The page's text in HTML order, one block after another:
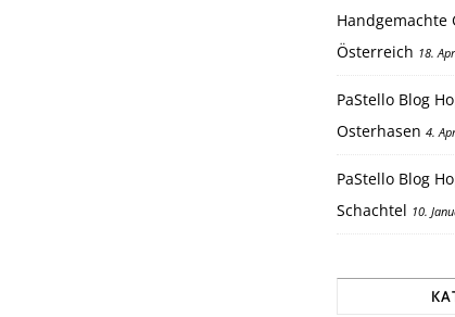
Handgemachte
Österreich 18.
PaStello Blog
Osterhasen 4.
PaStello Blog
Schachtel 10.